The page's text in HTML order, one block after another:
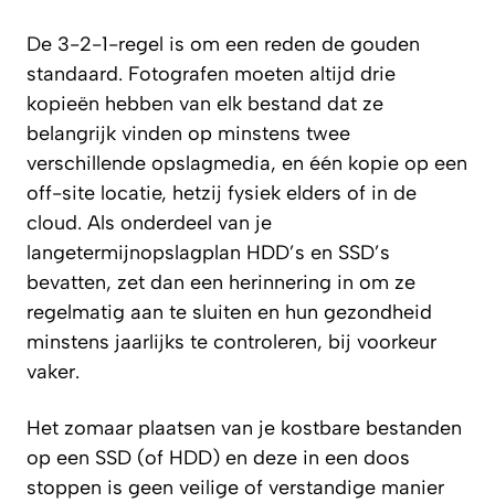
De 3-2-1-regel is om een reden de gouden
standaard. Fotografen moeten altijd drie
kopieën hebben van elk bestand dat ze
belangrijk vinden op minstens twee
verschillende opslagmedia, en één kopie op een
off-site locatie, hetzij fysiek elders of in de
cloud. Als onderdeel van je
langetermijnopslagplan HDD’s en SSD’s
bevatten, zet dan een herinnering in om ze
regelmatig aan te sluiten en hun gezondheid
minstens jaarlijks te controleren, bij voorkeur
vaker.
Het zomaar plaatsen van je kostbare bestanden
op een SSD (of HDD) en deze in een doos
stoppen is geen veilige of verstandige manier